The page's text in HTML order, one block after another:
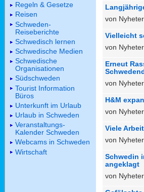
von
Vielleicht
von
Erneut
von
H&M
von
Viele
von
Schwedin
angeklagt
von
Regeln & Gesetze
Reisen
Schweden-
Reiseberichte
Schwedisch lernen
Schwedische Medien
Schwedische
Organisationen
Südschweden
Tourist Information
Büros
Unterkunft im Urlaub
Urlaub in Schweden
Veranstaltungs-
Kalender Schweden
Webcams in Schweden
Wirtschaft